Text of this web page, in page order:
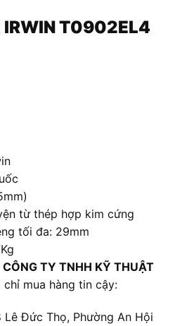
T0902EL4
từ thép hợp kim cứng
tối đa: 29mm
CÔNG TY TNHH KỸ THUẬT
mua hàng tin cậy:
Lê Đức Thọ, Phường An Hội